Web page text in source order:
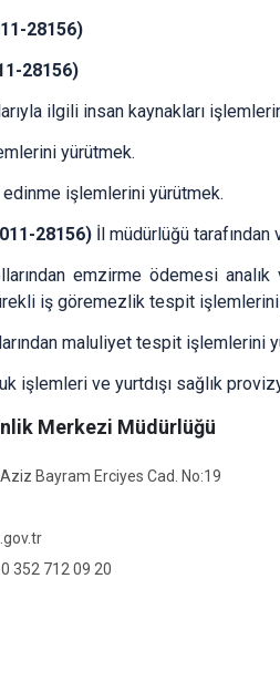
28156)
28156)
ilgili insan kaynakları
yürütmek.
işlemlerini yürütmek.
28156) İl müdürlüğü
emzirme ödemesi
iş göremezlik tespit
maluliyet tespit işlemlerini
işlemleri ve yurtdışı sağlık
Merkezi Müdürlüğü
Bayram Erciyes Cad. No:19
352 712 09 20